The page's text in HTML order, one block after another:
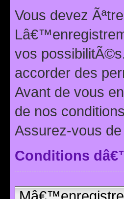
Vous devez
vos
accorder des
Avant de vous
de nos
Assurez-vous
Conditions